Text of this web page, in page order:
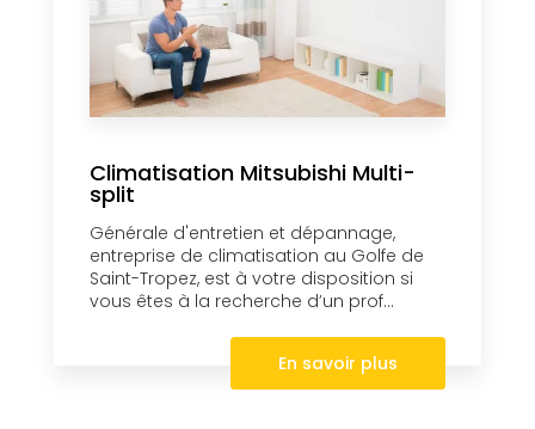
Climatisation Mitsubishi Multi-
split
Générale d'entretien et dépannage,
entreprise de climatisation au Golfe de
Saint-Tropez, est à votre disposition si
vous êtes à la recherche d’un prof...
En savoir plus